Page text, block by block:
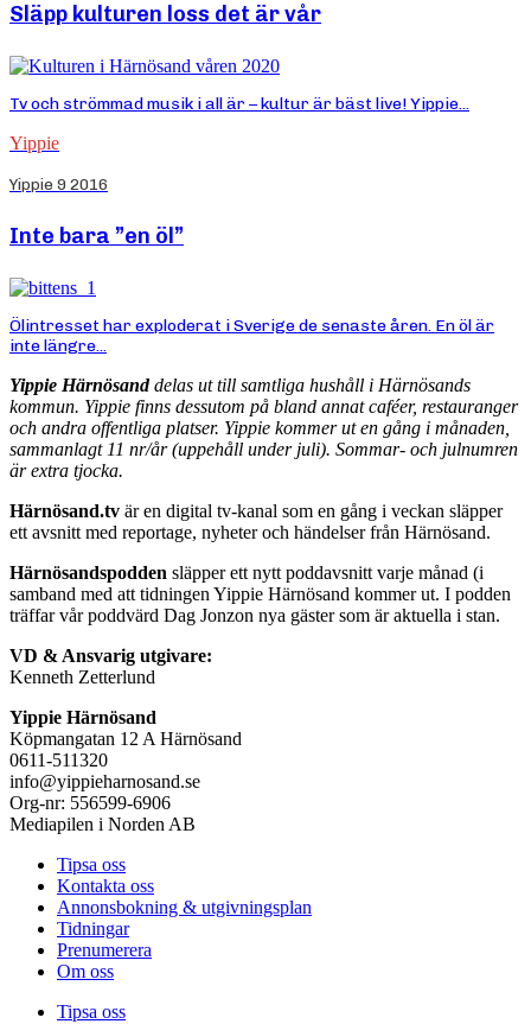
Släpp kulturen loss det är vår
Tv och strömmad musik i all är – kultur är bäst live! Yippie...
Yippie
Yippie 9 2016
Inte bara ”en öl”
Ölintresset har exploderat i Sverige de senaste åren. En öl är
inte längre...
Yippie Härnösanddelas ut till samtliga hushåll i Härnösands
kommun. Yippie finns dessutom på bland annat caféer, restauranger
och andra offentliga platser. Yippie kommer ut en gång i månaden,
sammanlagt 11 nr/år (uppehåll under juli). Sommar- och julnumren
är extra tjocka.
Härnösand.tv är en digital tv-kanal som en gång i veckan släpper
ett avsnitt med reportage, nyheter och händelser från Härnösand.
Härnösandspodden släpper ett nytt poddavsnitt varje månad (i
samband med att tidningen Yippie Härnösand kommer ut. I podden
träffar vår poddvärd Dag Jonzon nya gäster som är aktuella i stan.
VD & Ansvarig utgivare:
Kenneth Zetterlund
Yippie Härnösand
Köpmangatan 12 A Härnösand
0611-511320
info@yippieharnosand.se
Org-nr: 556599-6906
Mediapilen i Norden AB
Tipsa oss
Kontakta oss
Annonsbokning & utgivningsplan
Tidningar
Prenumerera
Om oss
Tipsa oss